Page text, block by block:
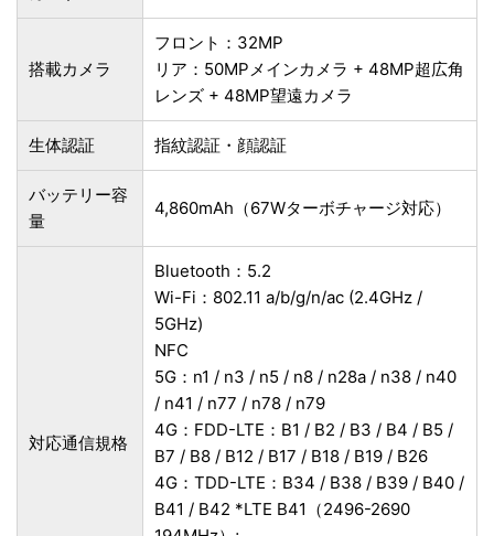
搭載カメラ
フロント：32MP
リア：50MPメインカメラ + 48MP超広角
レンズ + 48MP望遠カメラ
生体認証 指紋認証・顔認証
バッテリー容
量
4,860mAh（67Wターボチャージ対応）
対応通信規格
Bluetooth：5.2
Wi-Fi：802.11 a/b/g/n/ac (2.4GHz /
5GHz)
NFC
5G：n1 / n3 / n5 / n8 / n28a / n38 / n40
/ n41 / n77 / n78 / n79
4G：FDD-LTE：B1 / B2 / B3 / B4 / B5 /
B7 / B8 / B12 / B17 / B18 / B19 / B26
4G：TDD-LTE：B34 / B38 / B39 / B40 /
B41 / B42 *LTE B41（2496-2690